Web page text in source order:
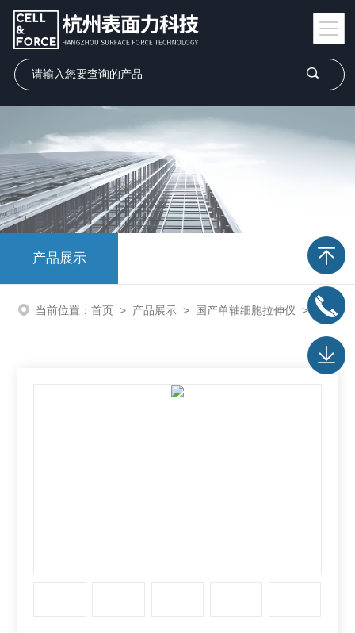
产品展示
当前位置： 首页 > 产品展示 > 国产单轴细胞拉伸仪 > 单轴细胞拉伸仪